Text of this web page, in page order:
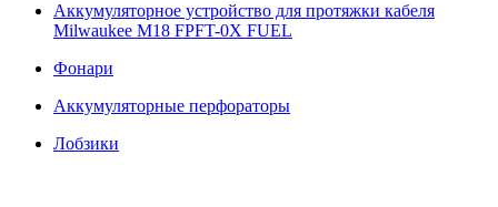
Аккумуляторное устройство для протяжки кабеля
Milwaukee M18 FPFT-0X FUEL
Фонари
Аккумуляторные перфораторы
Лобзики